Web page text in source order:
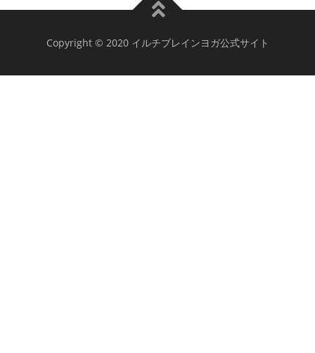
Copyright © 2020 イルチブレインヨガ公式サイト